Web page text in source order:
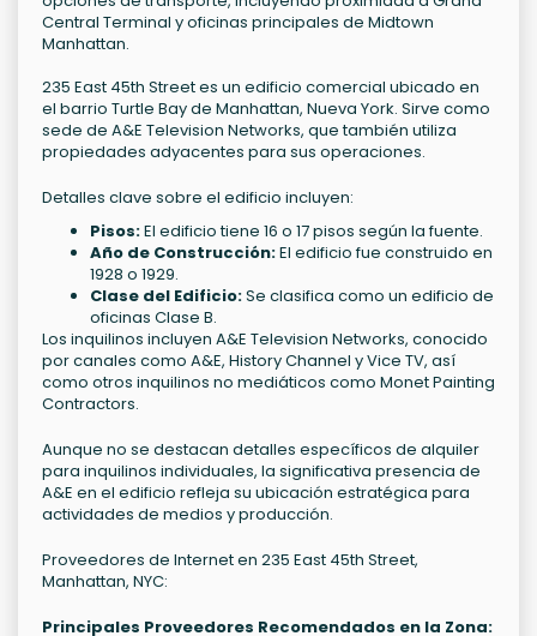
Central Terminal y oficinas principales de Midtown
Manhattan.
235 East 45th Street es un edificio comercial ubicado en
el barrio Turtle Bay de Manhattan, Nueva York. Sirve como
sede de A&E Television Networks, que también utiliza
propiedades adyacentes para sus operaciones.
Detalles clave sobre el edificio incluyen:
Pisos:El edificio tiene 16 o 17 pisos según la fuente.
Año de Construcción:El edificio fue construido en
1928 o 1929.
Clase del Edificio:Se clasifica como un edificio de
oficinas Clase B.
Los inquilinos incluyen A&E Television Networks, conocido
por canales como A&E, History Channel y Vice TV, así
como otros inquilinos no mediáticos como Monet Painting
Contractors.
Aunque no se destacan detalles específicos de alquiler
para inquilinos individuales, la significativa presencia de
A&E en el edificio refleja su ubicación estratégica para
actividades de medios y producción.
Proveedores de Internet en 235 East 45th Street,
Manhattan, NYC:
Principales Proveedores Recomendados en la Zona: